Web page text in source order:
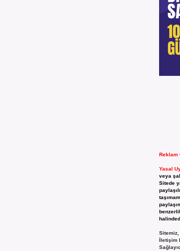
Yasal
veya
Sitede
Sitemiz,
İletişim